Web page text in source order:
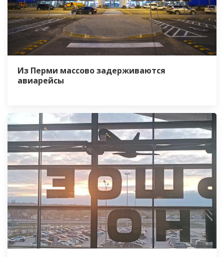
Из Перми массово задерживаются
авиарейсы